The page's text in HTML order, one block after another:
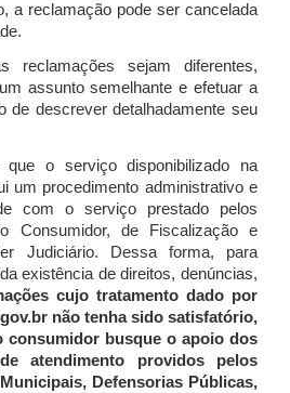
a reclamação pode ser cancelada
reclamações sejam diferentes,
assunto semelhante e efetuar a
de descrever detalhadamente seu
que o serviço disponibilizado na
um procedimento administrativo e
com o serviço prestado pelos
Consumidor, de Fiscalização e
Judiciário. Dessa forma, para
existência de direitos, denúncias,
cujo tratamento dado por
não tenha sido satisfatório,
consumidor busque o apoio dos
atendimento providos pelos
Defensorias Públicas,